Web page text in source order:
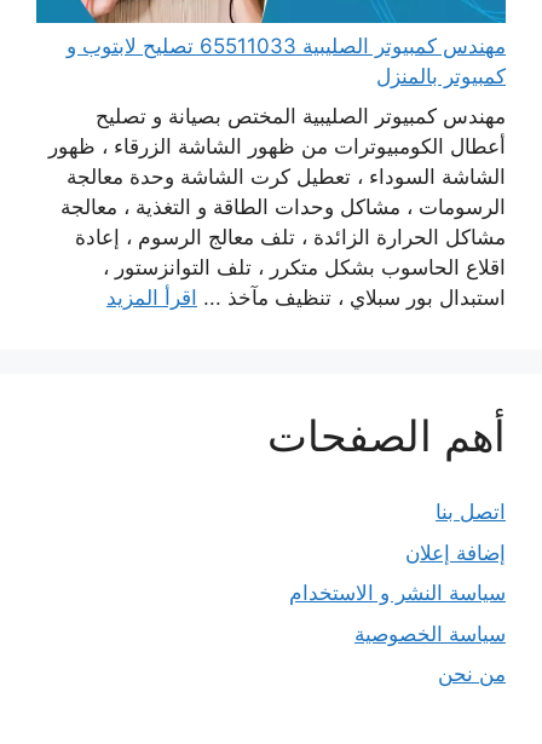
مهندس كمبيوتر الصليبية 65511033 تصليح لابتوب و
كمبيوتر بالمنزل
مهندس كمبيوتر الصليبية المختص بصيانة و تصليح
أعطال الكومبيوترات من ظهور الشاشة الزرقاء ، ظهور
الشاشة السوداء ، تعطيل كرت الشاشة وحدة معالجة
الرسومات ، مشاكل وحدات الطاقة و التغذية ، معالجة
مشاكل الحرارة الزائدة ، تلف معالج الرسوم ، إعادة
اقلاع الحاسوب بشكل متكرر ، تلف التوانزستور ،
استبدال بور سبلاي ، تنظيف مآخذ ... اقرأ المزيد
أهم الصفحات
اتصل بنا
إضافة إعلان
سياسة النشر و الاستخدام
سياسة الخصوصية
من نحن